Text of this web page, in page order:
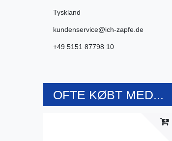
Tyskland
kundenservice@ich-zapfe.de
+49 5151 87798 10
OFTE KØBT MED...